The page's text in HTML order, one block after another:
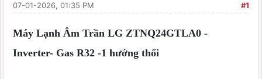
#1
07-01-2026, 01:35 PM
Máy Lạnh Âm Trần LG ZTNQ24GTLA0 -
Inverter- Gas R32 -1 hướng thổi